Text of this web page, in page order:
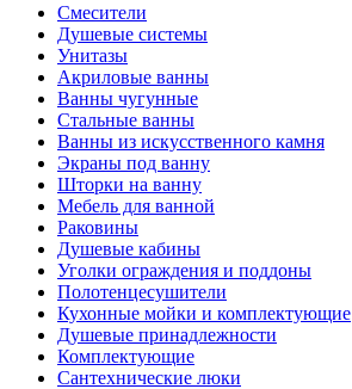
Смесители
Душевые системы
Унитазы
Акриловые ванны
Ванны чугунные
Стальные ванны
Ванны из искусственного камня
Экраны под ванну
Шторки на ванну
Мебель для ванной
Раковины
Душевые кабины
Уголки ограждения и поддоны
Полотенцесушители
Кухонные мойки и комплектующие
Душевые принадлежности
Комплектующие
Сантехнические люки